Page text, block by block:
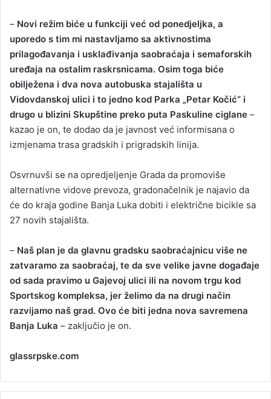
– Novi režim biće u funkciji već od ponedjeljka, a
uporedo s tim mi nastavljamo sa aktivnostima
prilagođavanja i usklađivanja saobraćaja i semaforskih
uređaja na ostalim raskrsnicama. Osim toga biće
obilježena i dva nova autobuska stajališta u
Vidovdanskoj ulici i to jedno kod Parka „Petar Kočić“ i
drugo u blizini Skupštine preko puta Paskuline ciglane –
kazao je on, te dodao da je javnost već informisana o
izmjenama trasa gradskih i prigradskih linija.
Osvrnuvši se na opredjeljenje Grada da promoviše
alternativne vidove prevoza, gradonačelnik je najavio da
će do kraja godine Banja Luka dobiti i električne bicikle sa
27 novih stajališta.
– Naš plan je da glavnu gradsku saobraćajnicu više ne
zatvaramo za saobraćaj, te da sve velike javne događaje
od sada pravimo u Gajevoj ulici ili na novom trgu kod
Sportskog kompleksa, jer želimo da na drugi način
razvijamo naš grad. Ovo će biti jedna nova savremena
Banja Luka – zaključio je on.
glassrpske.com